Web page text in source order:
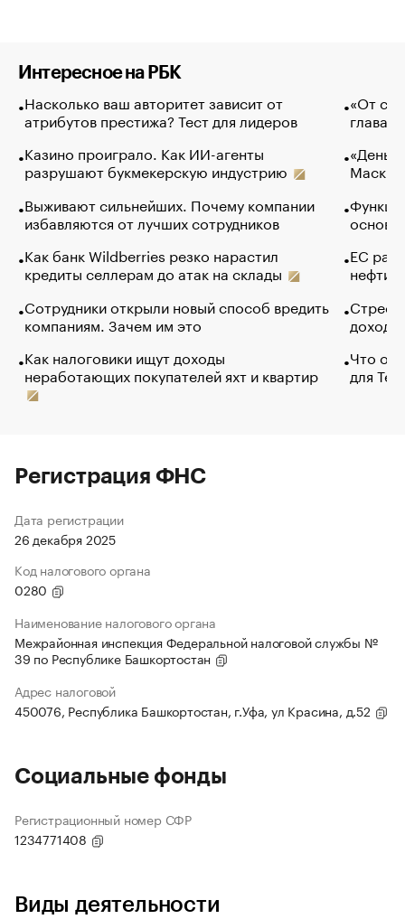
Интересное на РБК
Насколько ваш авторитет зависит от
атрибутов престижа? Тест для лидеров
Казино проиграло. Как ИИ-агенты
разрушают букмекерскую индустрию
Выживают сильнейших. Почему компании
избавляются от лучших сотрудников
Как банк Wildberries резко нарастил
кредиты селлерам до атак на склады
Сотрудники открыли новый способ вредить
компаниям. Зачем им это
Как налоговики ищут доходы
неработающих покупателей яхт и квартир
«От
глава
Маск в
основ
ЕС
нефти
Что
для
Регистрация ФНС
Дата регистрации
26 декабря 2025
Код налогового органа
0280
Наименование налогового органа
Межрайонная инспекция Федеральной налоговой службы №
39 по Республике Башкортостан
Адрес налоговой
450076, Республика Башкортостан, г.Уфа, ул Красина, д.52
Социальные фонды
Регистрационный номер СФР
1234771408
Виды деятельности